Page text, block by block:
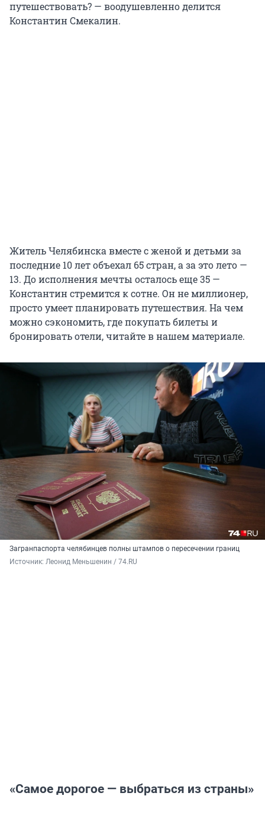
путешествовать? — воодушевленно делится
Константин Смекалин.
Житель Челябинска вместе с женой и детьми за
последние 10 лет объехал 65 стран, а за это лето —
13. До исполнения мечты осталось еще 35 —
Константин стремится к сотне. Он не миллионер,
просто умеет планировать путешествия. На чем
можно сэкономить, где покупать билеты и
бронировать отели, читайте в нашем материале.
Загранпаспорта челябинцев полны штампов о пересечении границ
Источник: Леонид Меньшенин / 74.RU
«Самое дорогое — выбраться из страны»